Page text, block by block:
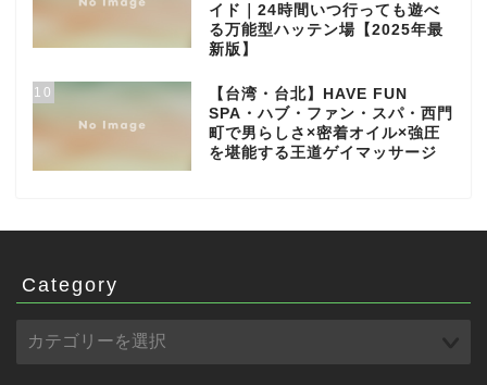
イド｜24時間いつ行っても遊べ
る万能型ハッテン場【2025年最
新版】
10
【台湾・台北】HAVE FUN
SPA・ハブ・ファン・スパ・西門
町で男らしさ×密着オイル×強圧
を堪能する王道ゲイマッサージ
Category